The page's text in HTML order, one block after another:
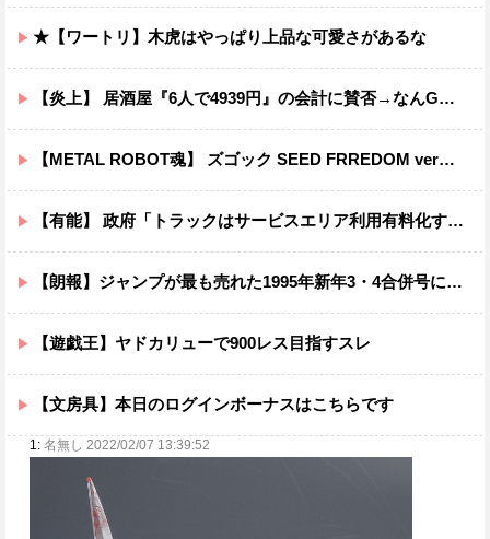
★【ワートリ】木虎はやっぱり上品な可愛さがあるな
【炎上】 居酒屋『6人で4939円』の会計に賛否→なんG民の投票結果が笑えるｗｗｗ
【METAL ROBOT魂】 ズゴック SEED FRREDOM ver明日予約開始！！キャバリアーとあわせて４万か…
【有能】 政府「トラックはサービスエリア利用有料化すればサボらず走るし流問題解決じゃね？」
【朗報】ジャンプが最も売れた1995年新年3・4合併号に載ってる作品がこちらｗｗｗｗ
【遊戯王】ヤドカリューで900レス目指すスレ
【文房具】本日のログインボーナスはこちらです
1: 名無し 2022/02/07 13:39:52